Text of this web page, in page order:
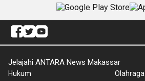
Jelajahi ANTARA News Makassar
Hukum
Olahraga